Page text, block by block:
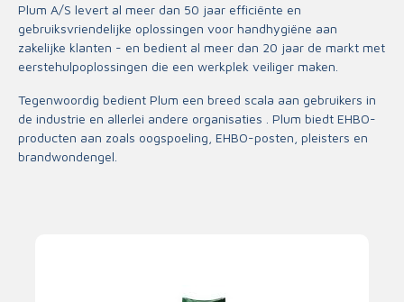
Plum A/S levert al meer dan 50 jaar efficiënte en
gebruiksvriendelijke oplossingen voor handhygiëne aan
zakelijke klanten - en bedient al meer dan 20 jaar de markt met
eerstehulpoplossingen die een werkplek veiliger maken.
Tegenwoordig bedient Plum een breed scala aan gebruikers in
de industrie en allerlei andere organisaties . Plum biedt EHBO-
producten aan zoals oogspoeling, EHBO-posten, pleisters en
brandwondengel.